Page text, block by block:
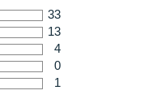
33
13
4
0
1